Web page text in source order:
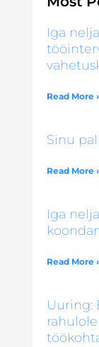
Iga
Read More
Sinu
Read More
Iga
Read More
Uuring: